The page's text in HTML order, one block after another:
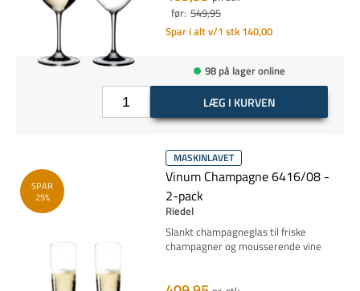
før: 549,95
Spar i alt v/1 stk 140,00
98 på lager online
LÆG I KURVEN
SPAR
25%
MASKINLAVET
Vinum Champagne 6416/08 -
2-pack
Riedel
Slankt champagneglas til friske
champagner og mousserende vine